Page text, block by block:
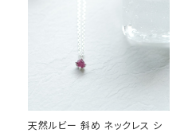
天然ルビー 斜め ネックレス シ